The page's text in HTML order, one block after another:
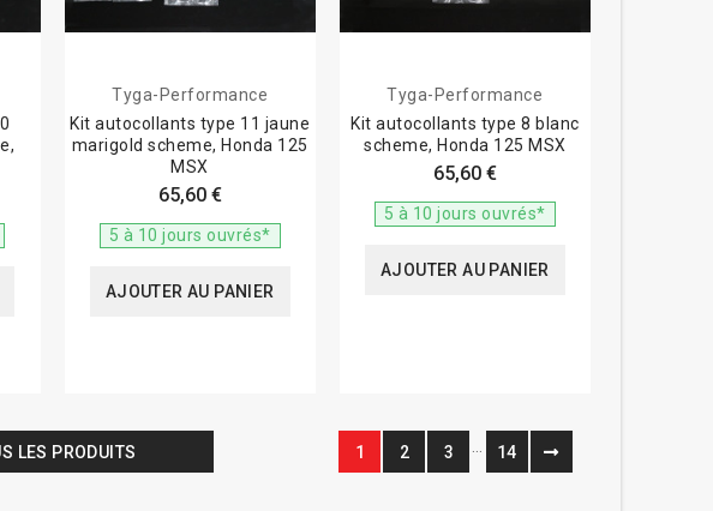
Tyga-Performance
Kit autocollants type 11 jaune
marigold scheme, Honda 125
MSX
65,60 €
5 à 10 jours ouvrés*
AJOUTER AU PANIER
Tyga-Performance
Kit autocollants type 8 blanc
scheme, Honda 125 MSX
65,60 €
5 à 10 jours ouvrés*
AJOUTER AU PANIER
LES PRODUITS 1 2 3 … 14